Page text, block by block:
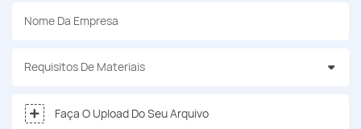
Nome Da Empresa
Requisitos De Materiais
Faça O Upload Do Seu Arquivo